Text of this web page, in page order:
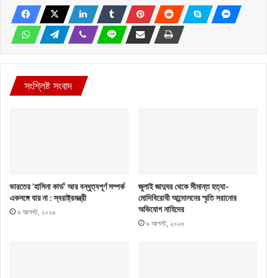
সংশ্লিষ্ট সংবাদ
ভারতের ‘হাসিনা কার্ড’ আর বন্ধুত্বপূর্ণ সম্পর্ক
একসঙ্গে যায় না : স্বরাষ্ট্রমন্ত্রী
৯ আগস্ট, ২০২৬
জুলাই জাদুঘর থেকে সীমান্ত হত্যা-
মোদিবিরোধী আন্দোলনের স্মৃতি সরানোর
অভিযোগ নাহিদের
৯ আগস্ট, ২০২৬